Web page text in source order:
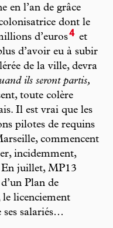
en l’an de grâce
dont le
d’euros4 et
d’avoir eu à subir
de la ville, devra
ils seront partis,
toute colère
Il est vrai que les
pilotes de requins
commencent
incidemment,
En juillet, MP13
Plan de
le licenciement
ses salariés…